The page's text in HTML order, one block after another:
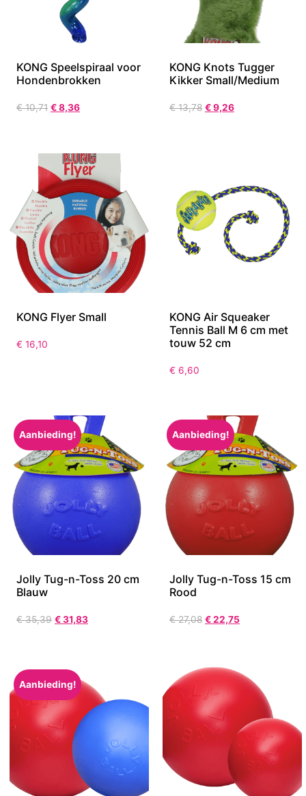
KONG Speelspiraal voor
Hondenbrokken
€10,71 €8,36
KONG Knots Tugger
Kikker Small/Medium
€13,78 €9,26
KONG Flyer Small
€ 16,10
KONG Air Squeaker
Tennis Ball M 6 cm met
touw 52 cm
€ 6,60
Aanbieding!
Jolly Tug-n-Toss 20 cm
Blauw
€35,39 €31,83
Aanbieding!
Jolly Tug-n-Toss 15 cm
Rood
€27,08 €22,75
Aanbieding!